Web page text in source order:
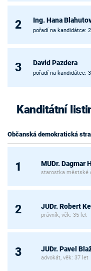
2 Ing. Hana
pořadí na kandidátce: 2
3 David Pazdera
pořadí na kandidátce: 3
Kanditátní
Občanská demokratická
1 MUDr. Dagmar
starostka městské
2 JUDr. Robert
právník, věk: 35 let
3 JUDr. Pavel
advokát, věk: 37 let